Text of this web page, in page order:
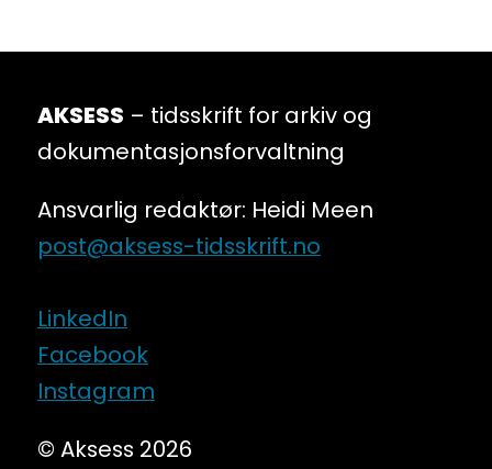
AKSESS – tidsskrift for arkiv og
dokumentasjonsforvaltning
Ansvarlig redaktør: Heidi Meen
post@aksess-tidsskrift.no
LinkedIn
Facebook
Instagram
© Aksess 2026